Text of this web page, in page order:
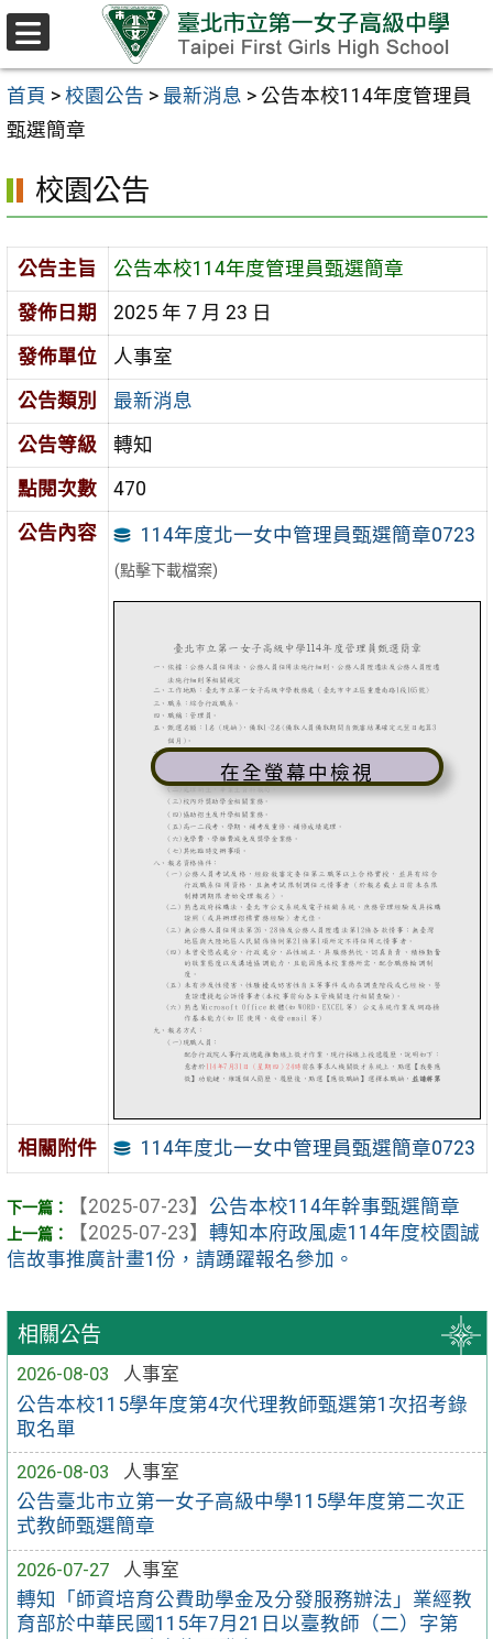
跳至主要內容區
首頁 > 校園公告 > 最新消息 > 公告本校114年度管理員
甄選簡章
相關公告
2026-08-03
人事室
公告本校115學年度第4次代理教師甄選第1次招考錄
取名單
2026-08-03
人事室
公告臺北市立第一女子高級中學115學年度第二次正
式教師甄選簡章
2026-07-27
人事室
轉知「師資培育公費助學金及分發服務辦法」業經教
育部於中華民國115年7月21日以臺教師（二）字第
校園公告
公告主旨
公告本校114年度管理員甄選簡章
發佈日期
2025 年 7 月 23 日
發佈單位
人事室
公告類別
最新消息
公告等級
轉知
點閱次數
470
公告內容
114年度北一女中管理員甄選簡章0723
(點擊下載檔案)
在全螢幕中檢視
相關附件 114年度北一女中管理員甄選簡章0723
【2025-07-23】 公告本校114年幹事甄選簡章
【2025-07-23】 轉知本府政風處114年度校園誠
信故事推廣計畫1份，請踴躍報名參加。
選
單